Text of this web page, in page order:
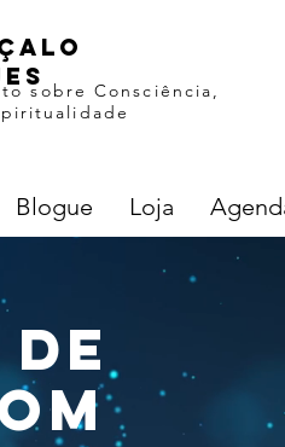
sobre Consciência,
Blogue Loja